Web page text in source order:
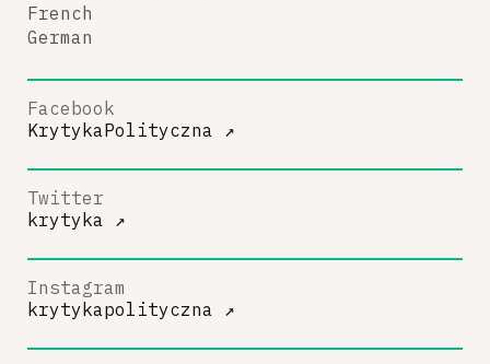
French
German
Facebook
KrytykaPolityczna ↗
Twitter
krytyka ↗
Instagram
krytykapolityczna ↗